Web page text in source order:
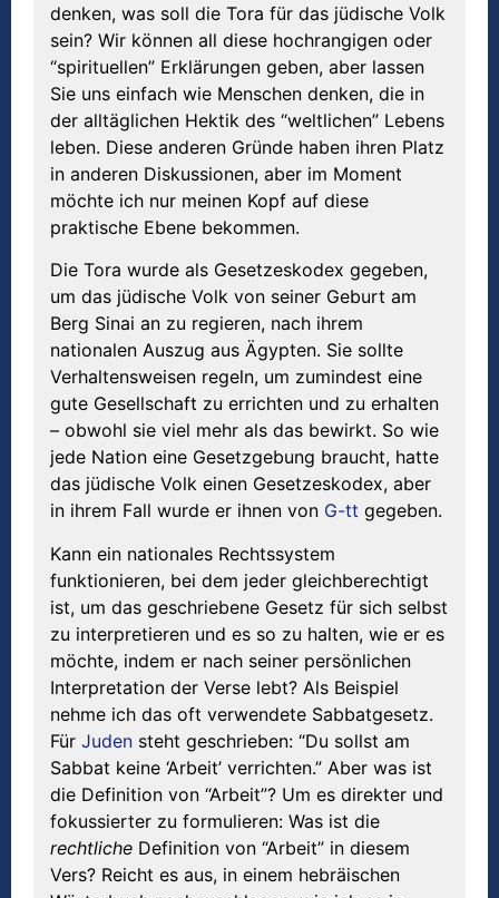
denken, was soll die Tora für das jüdische Volk
sein? Wir können all diese hochrangigen oder
“spirituellen” Erklärungen geben, aber lassen
Sie uns einfach wie Menschen denken, die in
der alltäglichen Hektik des “weltlichen” Lebens
leben. Diese anderen Gründe haben ihren Platz
in anderen Diskussionen, aber im Moment
möchte ich nur meinen Kopf auf diese
praktische Ebene bekommen.
Die Tora wurde als Gesetzeskodex gegeben,
um das jüdische Volk von seiner Geburt am
Berg Sinai an zu regieren, nach ihrem
nationalen Auszug aus Ägypten. Sie sollte
Verhaltensweisen regeln, um zumindest eine
gute Gesellschaft zu errichten und zu erhalten
– obwohl sie viel mehr als das bewirkt. So wie
jede Nation eine Gesetzgebung braucht, hatte
das jüdische Volk einen Gesetzeskodex, aber
in ihrem Fall wurde er ihnen von G-tt gegeben.
Kann ein nationales Rechtssystem
funktionieren, bei dem jeder gleichberechtigt
ist, um das geschriebene Gesetz für sich selbst
zu interpretieren und es so zu halten, wie er es
möchte, indem er nach seiner persönlichen
Interpretation der Verse lebt? Als Beispiel
nehme ich das oft verwendete Sabbatgesetz.
Für Juden steht geschrieben: “Du sollst am
Sabbat keine ‘Arbeit’ verrichten.” Aber was ist
die Definition von “Arbeit”? Um es direkter und
fokussierter zu formulieren: Was ist die
rechtliche Definition von “Arbeit” in diesem
Vers? Reicht es aus, in einem hebräischen